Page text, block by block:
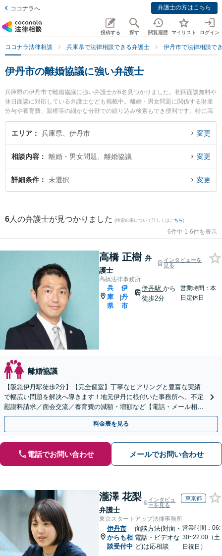
ココナラへ 弁護士の方はこちら
投稿する 探す 閲覧履歴 マイリスト ログイン
ココナラ法律相談 兵庫県で法律相談できる弁護士 伊丹市で法律相談で
伊丹市の離婚協議に強い弁護士
兵庫県の伊丹市で離婚協議に強い弁護士が6名見つかりました。初回面談無料や
休日面談に対応している弁護士なども掲載中。離婚・男女問題に関係する財産
分与や養育費、親権等の細かな分野での絞り込み検索もでき便利です。特に高
橋法律事務所の高橋 正樹弁護士やITO法律事務所の辻本 貴裕弁護士、ウィステ
リア法律事務所 伊丹オフィスの升田 雅己弁護士のプロフィール情報や弁護士費
豊富な近くの弁護士を検索したい』『初回相談無料で離婚協議を法律相談でき
る伊丹市内の弁護士に相談予約したい』などでお困りの相談者さんにおすすめ
です。
エリア 兵庫県、伊丹市 変更
相談内容 離婚・男女問題、離婚協議 変更
詳細条件 未選択 変更
6 人の弁護士が見つかりました (検索結果について詳しくは こちら)
6件中 1-6件を表示
高橋 正樹 弁
護士
インタビューを
見る
高橋法律事務所
兵
庫
県
|
伊
丹
市
伊丹駅から
徒歩2分
営業時間：本
日定休日
離婚協議
【阪急伊丹駅徒歩2分】【完全個室】丁寧なヒアリングと豊富な実績
で幅広い問題を解決へ導きます！地元伊丹に根付いた事務所へ。不定
慰謝料請求／面会交流／養育費の減額・増額など【電話・メール相談
初回無料】【休日夜間対応可】【オンライン可能】
料金表を見る
電話でお問い合わせ メールでお問い合わせ
瀧澤 花梨
弁護士
インタビュ
ーを見る
東京都
東京スタートアップ法律事務所
伊丹市
からも相
談受付中
面談方法(対面・
電話・ビデオな
ど)は応相談
営業時間：06:
30~22:00（土
日祝日）